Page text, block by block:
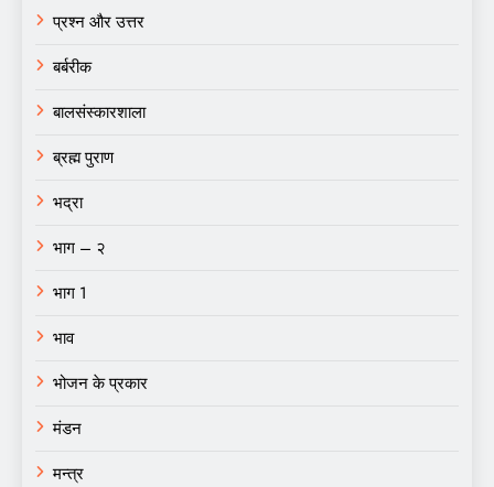
प्रश्न और उत्तर
बर्बरीक
बालसंस्कारशाला
ब्रह्म पुराण
भद्रा
भाग – २
भाग 1
भाव
भोजन के प्रकार
मंडन
मन्त्र